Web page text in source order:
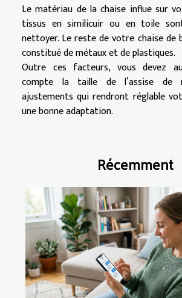
Le matériau de la chaise influe sur
tissus en similicuir ou en toile
nettoyer. Le reste de votre chaise de
constitué de métaux et de plastiques.
Outre ces facteurs, vous devez
compte la taille de l’assise de
ajustements qui rendront réglable
une bonne adaptation.
Récemment